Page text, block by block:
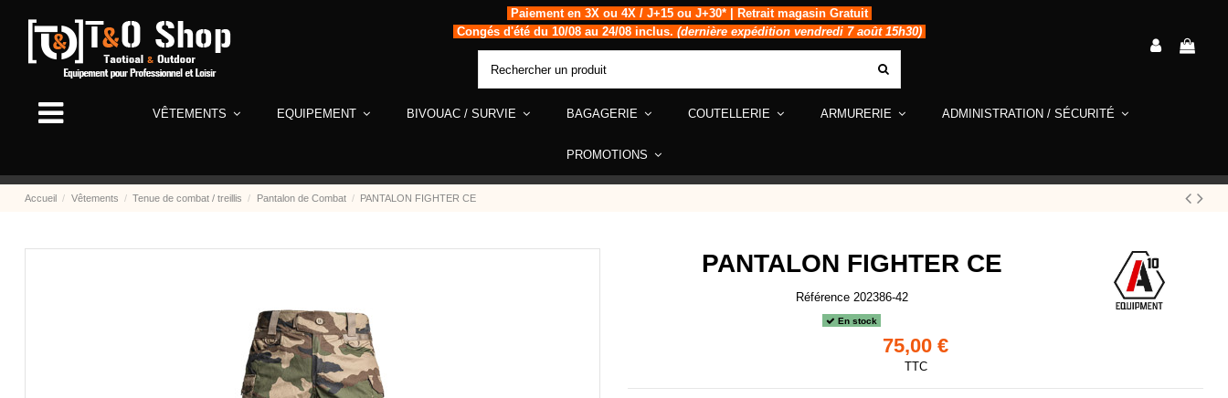
Paiement en 3X ou 4X / J+15 ou J+30* | Retrait magasin Gratuit
Congés d'été du 10/08 au 24/08 inclus.(dernière expédition vendredi 7 août 15h30)
VÊTEMENTS EQUIPEMENT BIVOUAC / SURVIE BAGAGERIE COUTELLERIE ARMURERIE ADMINISTRATION / SÉCURITÉ
PROMOTIONS
Accueil Vêtements Tenue de combat / treillis Pantalon de Combat PANTALON FIGHTER CE
PANTALON FIGHTER CE
Référence 202386-42
En stock
75,00 €
TTC